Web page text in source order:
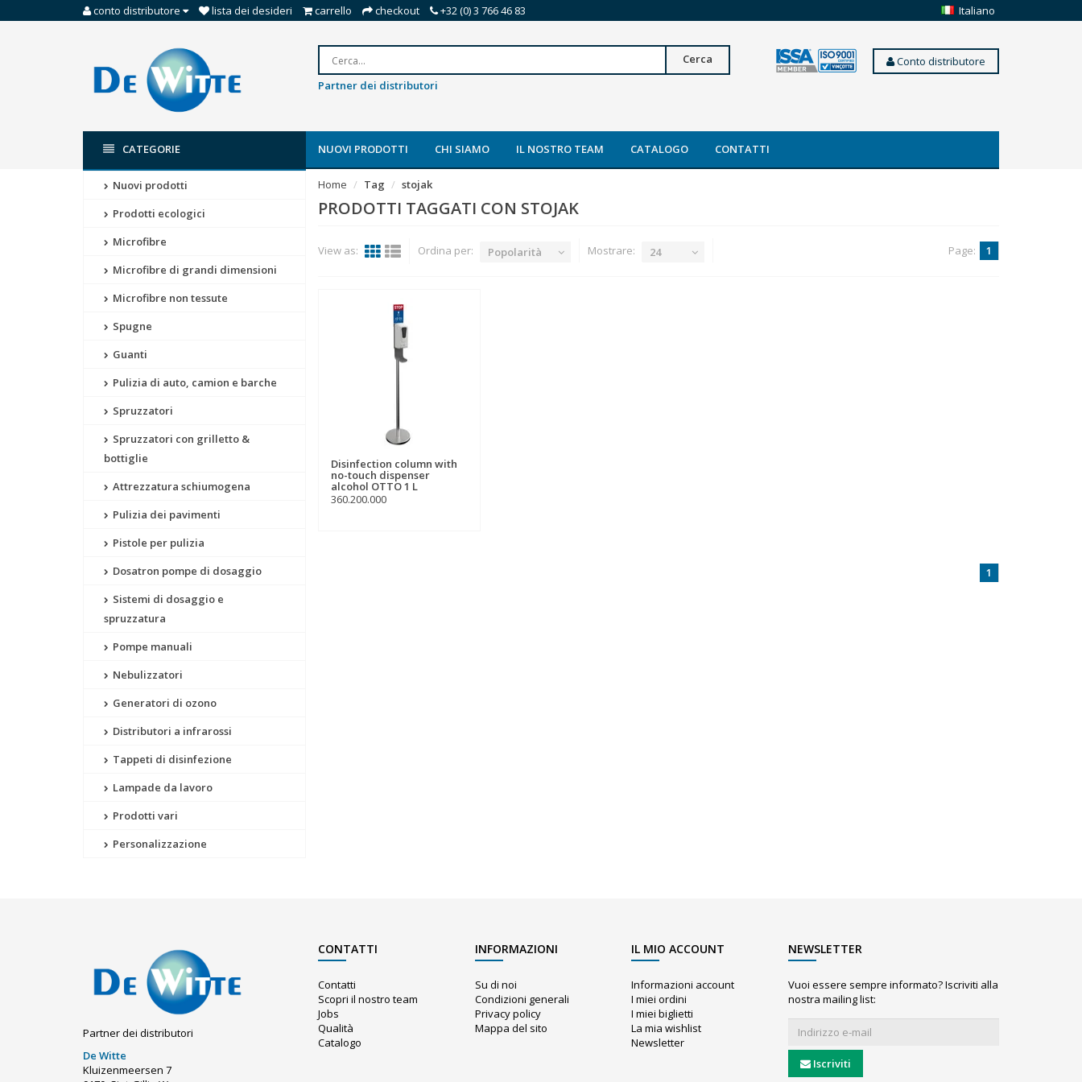
conto distributore lista dei desideri carrello checkout +32 (0) 3 766 46 83 Italiano
Cerca
Partner dei distributori
Conto distributore
CATEGORIE NUOVI PRODOTTI CHI SIAMO IL NOSTRO TEAM CATALOGO CONTATTI
Nuovi prodotti
Prodotti ecologici
Microfibre
Microfibre di grandi dimensioni
Microfibre non tessute
Spugne
Guanti
Pulizia di auto, camion e barche
Spruzzatori
Spruzzatori con grilletto &
bottiglie
Attrezzatura schiumogena
Pulizia dei pavimenti
Pistole per pulizia
Dosatron pompe di dosaggio
Sistemi di dosaggio e
spruzzatura
Pompe manuali
Nebulizzatori
Generatori di ozono
Distributori a infrarossi
Tappeti di disinfezione
Lampade da lavoro
Prodotti vari
Personalizzazione
Home Tag stojak
PRODOTTI TAGGATI CON STOJAK
View as: Ordina per: Popolarità Mostrare: 24 Page: 1
Disinfection column with
no-touch dispenser
alcohol OTTO 1 L
360.200.000
1
Partner dei distributori
De Witte
Kluizenmeersen 7
CONTATTI
Contatti
Scopri il nostro team
Jobs
Qualità
Catalogo
INFORMAZIONI
Su di noi
Condizioni generali
Privacy policy
Mappa del sito
IL MIO ACCOUNT
Informazioni account
I miei ordini
I miei biglietti
La mia wishlist
Newsletter
NEWSLETTER
Vuoi essere sempre informato? Iscriviti alla
nostra mailing list:
Iscriviti